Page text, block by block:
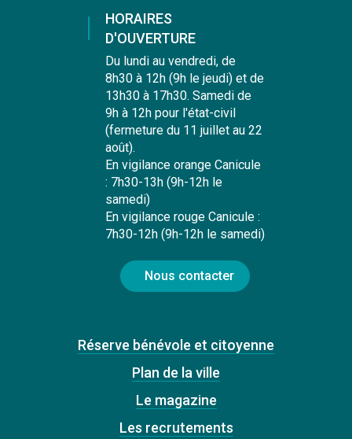
HORAIRES
D'OUVERTURE
Du lundi au vendredi, de
8h30 à 12h (9h le jeudi) et de
13h30 à 17h30. Samedi de
9h à 12h pour l'état-civil
(fermeture du 11 juillet au 22
août).
En vigilance orange Canicule
: 7h30-13h (9h-12h le
samedi)
En vigilance rouge Canicule :
7h30-12h (9h-12h le samedi)
Nous contacter
Réserve bénévole et citoyenne
Plan de la ville
Le magazine
Les recrutements